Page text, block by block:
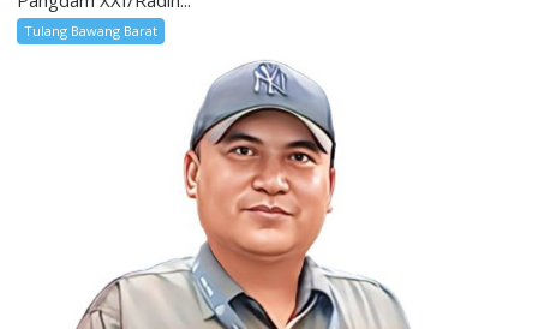
Tulang Bawang Barat